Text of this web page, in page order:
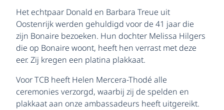
Het echtpaar Donald en Barbara Treue uit
Oostenrijk werden gehuldigd voor de 41 jaar die
zijn Bonaire bezoeken. Hun dochter Melissa Hilgers
die op Bonaire woont, heeft hen verrast met deze
eer. Zij kregen een platina plakkaat.
Voor TCB heeft Helen Mercera-Thodé alle
ceremonies verzorgd, waarbij zij de spelden en
plakkaat aan onze ambassadeurs heeft uitgereikt.